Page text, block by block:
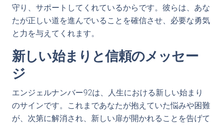
守り、サポートしてくれているからです。彼らは、あな
たが正しい道を進んでいることを確信させ、必要な勇気
と力を与えてくれます。
新しい始まりと信頼のメッセー
ジ
エンジェルナンバー92は、人生における新しい始まり
のサインです。これまであなたが抱えていた悩みや困難
が、次第に解消され、新しい扉が開かれることを告げて